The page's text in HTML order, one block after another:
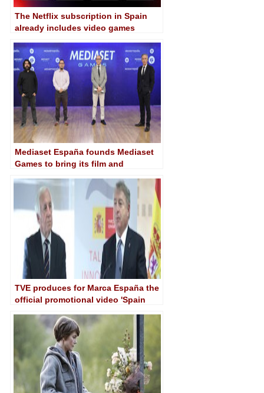
The Netflix subscription in Spain
already includes video games
Mediaset España founds Mediaset
Games to bring its film and
video games
TVE produces for Marca España the
official promotional video 'Spain